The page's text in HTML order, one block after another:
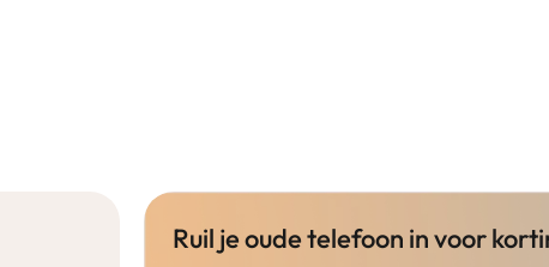
Ruil je oude telefoon in voor